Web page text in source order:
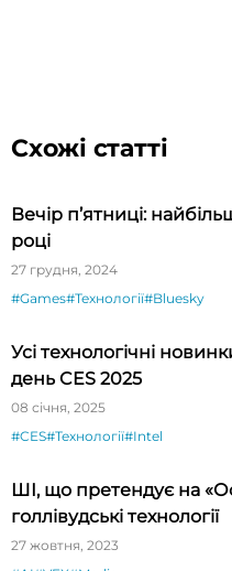
Схожі статті
Вечір п’ятниці:
році
27 грудня, 2024
#Games#Технології#Bluesky
Усі технологічні
день CES 2025
08 січня, 2025
#CES#Технології#Intel
ШІ, що претендує на
голлівудські технології
27 жовтня, 2023